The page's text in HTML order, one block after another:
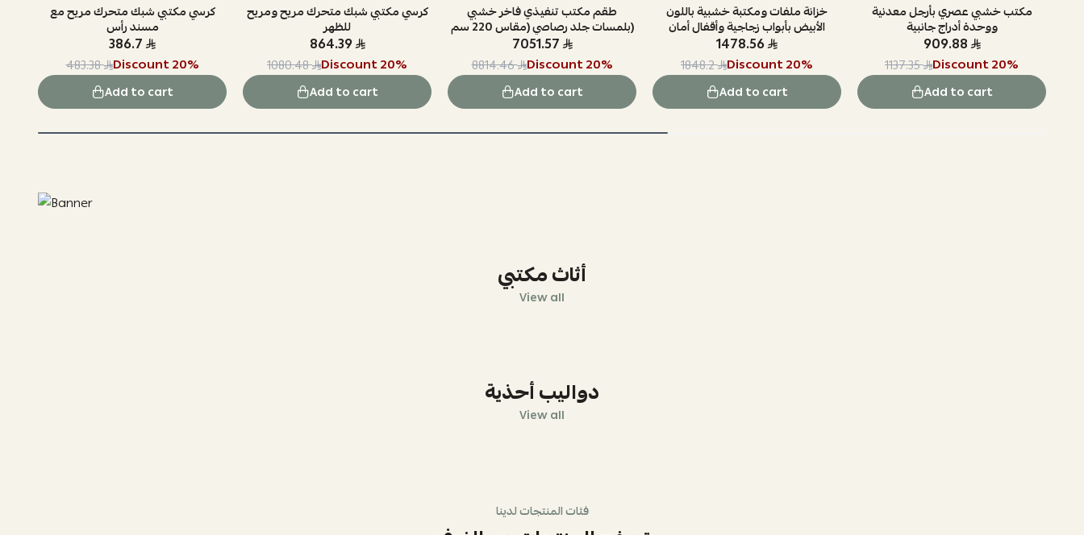
كرسي مكتبي شبك متحرك مريح مع
مسند رأس
386.7
483.38 Discount20%
Add to cart
كرسي مكتبي شبك متحرك مريح ومريح
للظهر
864.39
1080.48 Discount20%
Add to cart
طقم مكتب تنفيذي فاخر خشبي
بلمسات جلد رصاصي (مقاس 220 سم)
7051.57
8814.46 Discount20%
Add to cart
خزانة ملفات ومكتبة خشبية باللون
الأبيض بأبواب زجاجية وأقفال أمان
1478.56
1848.2 Discount20%
Add to cart
مكتب خشبي عصري بأرجل معدنية
ووحدة أدراج جانبية
909.88
1137.35 Discount20%
Add to cart
أثاث مكتبي
View all
دواليب أحذية
View all
فئات المنتجات لدينا